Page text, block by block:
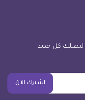
ليصلك كل جديد
اشترك الآن